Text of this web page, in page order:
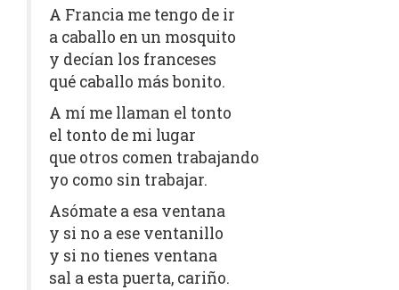
A Francia me tengo de ir
a caballo en un mosquito
y decían los franceses
qué caballo más bonito.
A mí me llaman el tonto
el tonto de mi lugar
que otros comen trabajando
yo como sin trabajar.
Asómate a esa ventana
y si no a ese ventanillo
y si no tienes ventana
sal a esta puerta, cariño.